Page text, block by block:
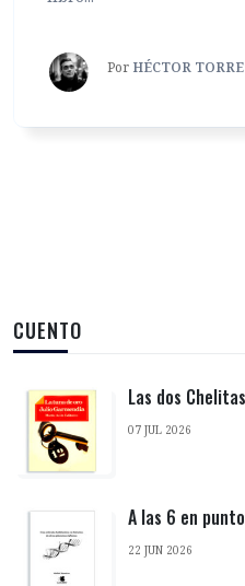
Por HÉCTOR
CUENTO
Las dos Chelitas
07 JUL 2026
A las 6 en punto
22 JUN 2026